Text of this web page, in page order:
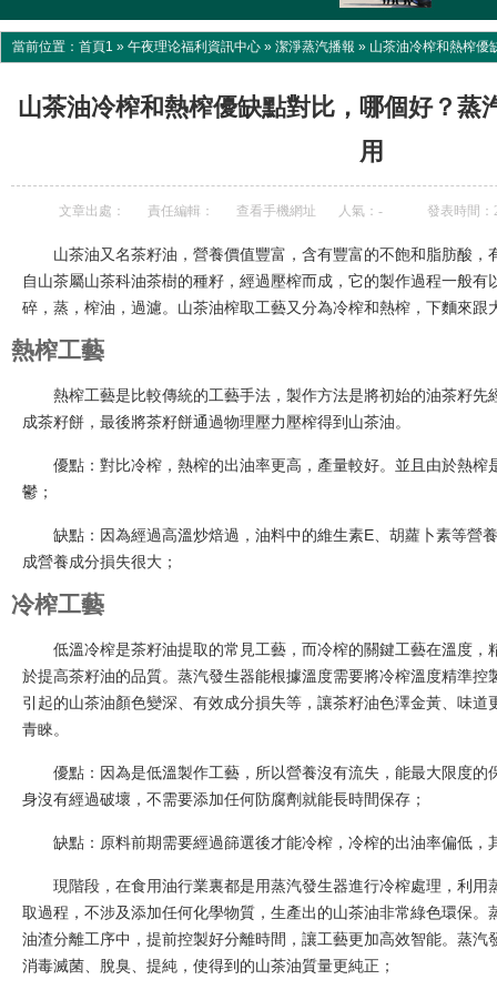
當前位置： 首頁1 » 午夜理论福利資訊中心 » 潔淨蒸汽播報 » 山茶油冷榨和熱榨優
山茶油冷榨和熱榨優缺點對比，哪個好？蒸
用
文章出處： 責任編輯： 查看手機網址 人氣： - 發表時間：
山茶油又名茶籽油，營養價值豐富，含有豐富的不飽和脂肪酸，
自山茶屬山茶科油茶樹的種籽 ，經過壓榨而成，它的製作過程一般有
碎，蒸，榨油，過濾。 山茶油榨取工藝又分為冷榨和熱榨，下麵來跟
熱榨工藝
熱榨工藝是比較傳統的工藝手法，製作方法是將初始的油茶籽先
成茶籽餅，最後將茶籽餅通過物理壓力壓榨得到山茶油。
優點：對比冷榨，熱榨的出油率更高，產量較好。並且由於熱榨
鬱；
缺點：因為經過高溫炒焙過，油料中的維生素E、胡蘿卜素等營
成營養成分損失很大；
冷榨工藝
低溫冷榨是茶籽油提取的常見工藝，而冷榨的關鍵工藝在溫度，
於提高茶籽油的品質。蒸汽發生器能根據溫度需要將冷榨溫度精準控
引起的山茶油顏色變深、有效成分損失等，讓茶籽油色澤金黃、味道
青睞。
優點：因為是低溫製作工藝，所以營養沒有流失，能最大限度的
身沒有經過破壞，不需要添加任何防腐劑就能長時間保存；
缺點：原料前期需要經過篩選後才能冷榨，冷榨的出油率偏低，
現階段，在食用油行業裏都是用蒸汽發生器進行冷榨處理， 利用
取過程，不涉及添加任何化學物質，生產出的山茶油非常綠色環保。
油渣分離工序中，提前控製好分離時間，讓工藝更加高效智能。 蒸汽
消毒滅菌、脫臭、提純，使得到的山茶油質量更純正；